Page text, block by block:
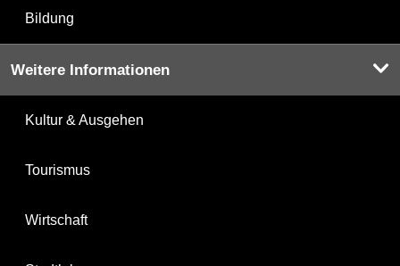
Bildung
Weitere Informationen
Kultur & Ausgehen
Tourismus
Wirtschaft